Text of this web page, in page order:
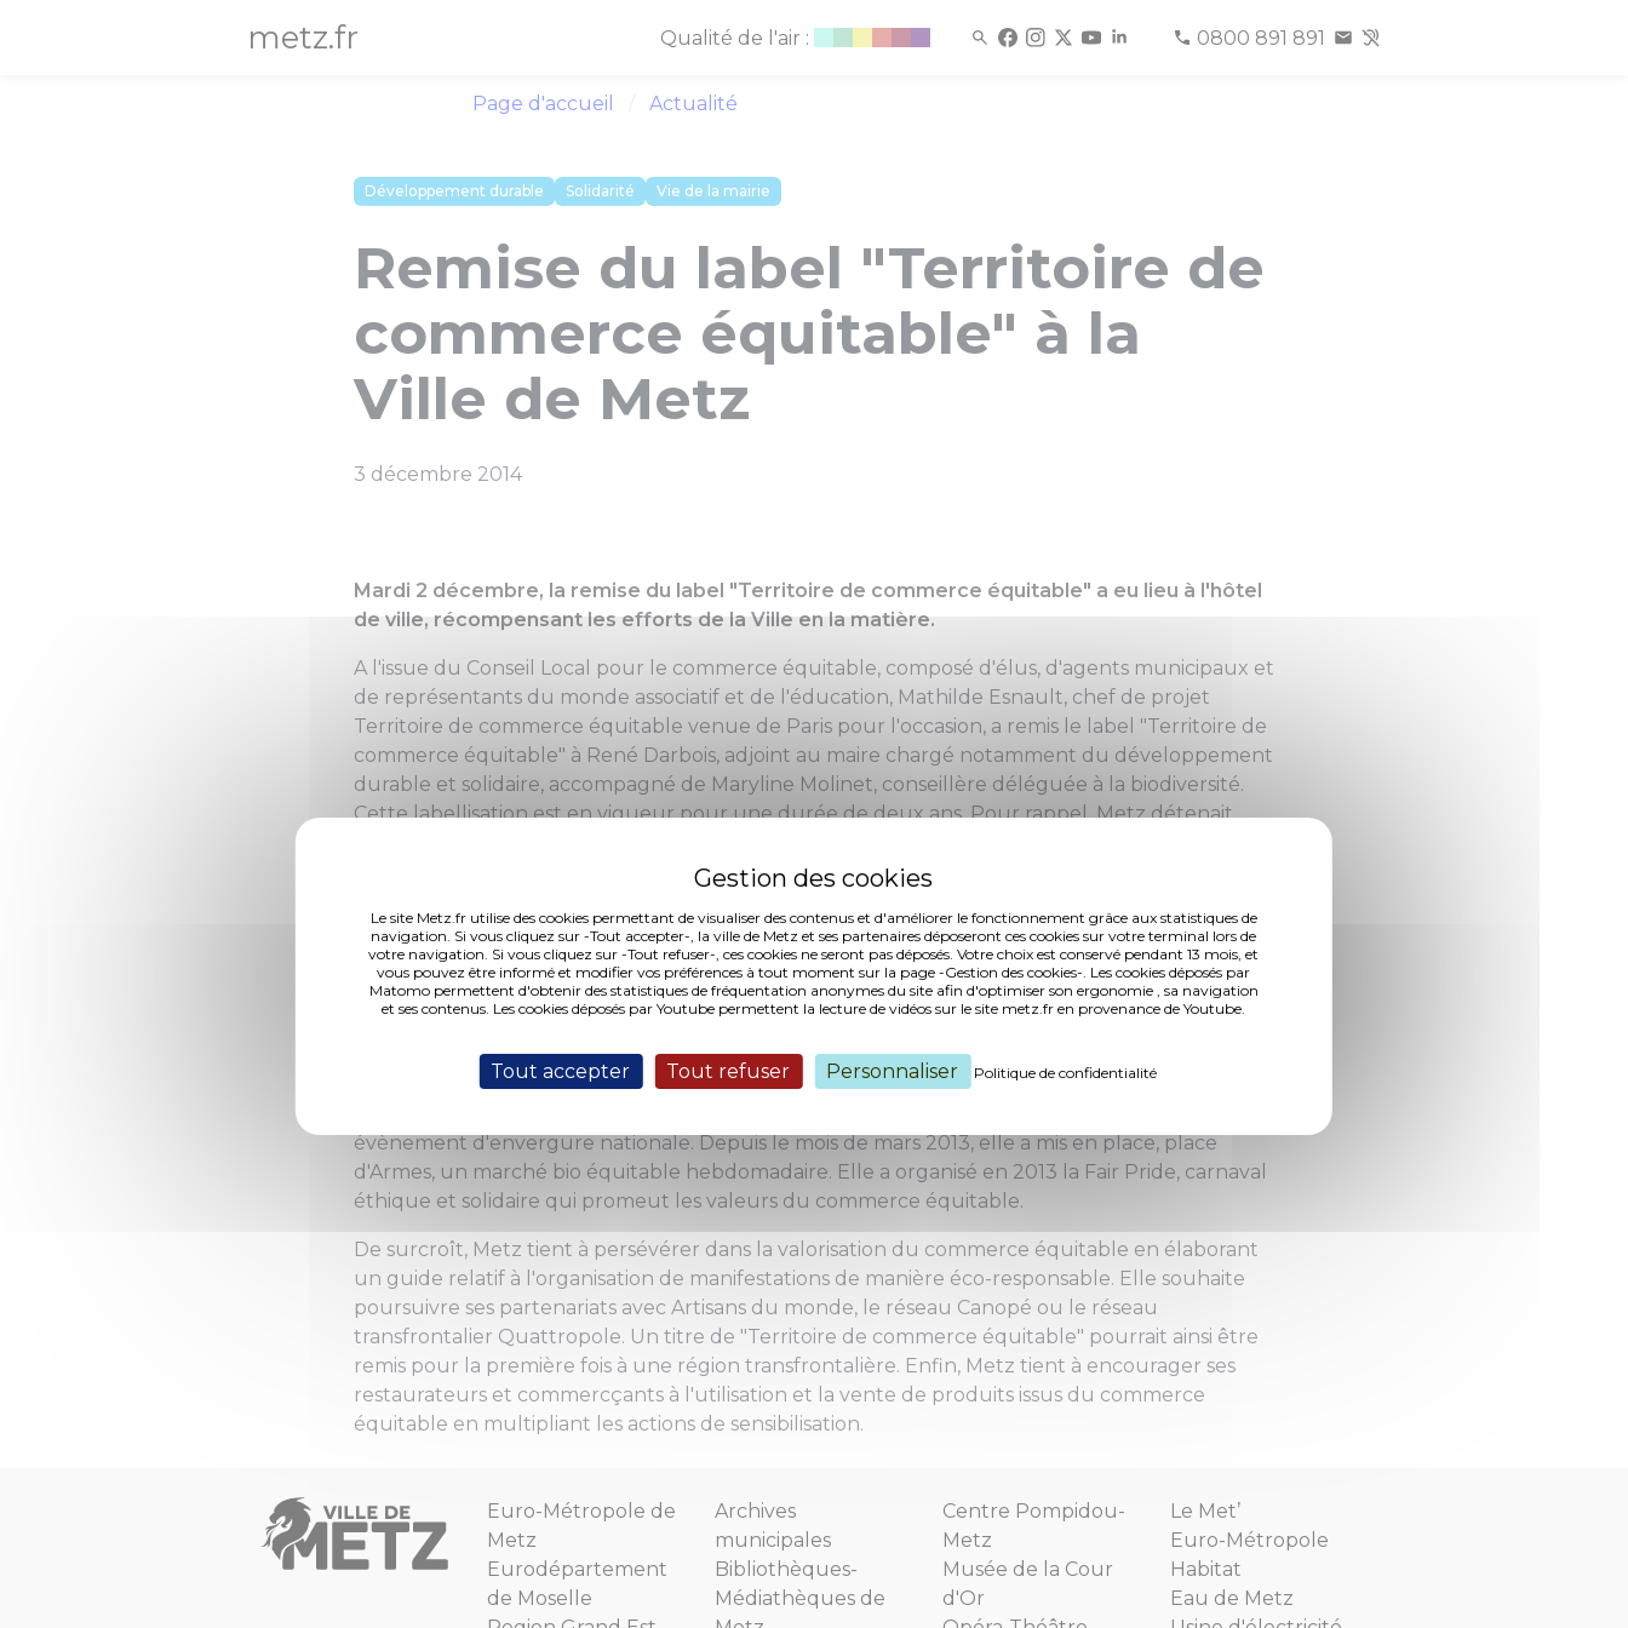
Le site Metz.fr utilise des cookies permettant de visualiser des contenus et d'améliorer le fonctionnement grâce aux statistiques de
navigation. Si vous cliquez sur -Tout accepter-, la ville de Metz et ses partenaires déposeront ces cookies sur votre terminal lors de
votre navigation. Si vous cliquez sur -Tout refuser-, ces cookies ne seront pas déposés. Votre choix est conservé pendant 13 mois, et
vous pouvez être informé et modifier vos préférences à tout moment sur la page -Gestion des cookies-. Les cookies déposés par
Matomo permettent d'obtenir des statistiques de fréquentation anonymes du site afin d'optimiser son ergonomie , sa navigation
et ses contenus. Les cookies déposés par Youtube permettent la lecture de vidéos sur le site metz.fr en provenance de Youtube.
Tout accepter Tout refuser Personnaliser Politique de confidentialité
metz.fr Qualité de l'air : 0800 891 891
Page d'accueil Actualité
Développement durable Solidarité Vie de la mairie
Remise du label "Territoire de
commerce équitable" à la
Ville de Metz
3 décembre 2014
Mardi 2 décembre, la remise du label "Territoire de commerce équitable" a eu lieu à l'hôtel
de ville, récompensant les efforts de la Ville en la matière.
A l'issue du Conseil Local pour le commerce équitable, composé d'élus, d'agents municipaux et
de représentants du monde associatif et de l'éducation, Mathilde Esnault, chef de projet
Territoire de commerce équitable venue de Paris pour l'occasion, a remis le label "Territoire de
commerce équitable" à René Darbois, adjoint au maire chargé notamment du développement
durable et solidaire, accompagné de Maryline Molinet, conseillère déléguée à la biodiversité.
Cette labellisation est en vigueur pour une durée de deux ans. Pour rappel, Metz détenait
La Ville de Metz, répondant aux objectifs fixés dans son Agenda 21, fait preuve d'exemplarité.
Elle sensibilise l'ensemble de ses agents à l'achat responsable, notamment par le biais d'un
guide d'achat diffusé auprès des agents. Par exemple, lors de cérémonies protocolaires, ce
sont des produits du commerce équitable qui sont présents sur les tables (jus de fruit, café,
thé, salés, etc.). Le chocolat que l'on trouve dans les colis distribués à l'occasion des fêtes de fin
incluent eux-aussi de tels produits.
évènement d'envergure nationale. Depuis le mois de mars 2013, elle a mis en place, place
d'Armes, un marché bio équitable hebdomadaire. Elle a organisé en 2013 la Fair Pride, carnaval
éthique et solidaire qui promeut les valeurs du commerce équitable.
De surcroît, Metz tient à persévérer dans la valorisation du commerce équitable en élaborant
un guide relatif à l'organisation de manifestations de manière éco-responsable. Elle souhaite
poursuivre ses partenariats avec Artisans du monde, le réseau Canopé ou le réseau
transfrontalier Quattropole. Un titre de "Territoire de commerce équitable" pourrait ainsi être
remis pour la première fois à une région transfrontalière. Enfin, Metz tient à encourager ses
restaurateurs et commercçants à l'utilisation et la vente de produits issus du commerce
équitable en multipliant les actions de sensibilisation.
Euro-Métropole de
Metz
Eurodépartement
de Moselle
Archives
municipales
Bibliothèques-
Médiathèques de
Centre Pompidou-
Metz
Musée de la Cour
d'Or
Le Met’
Euro-Métropole
Habitat
Eau de Metz